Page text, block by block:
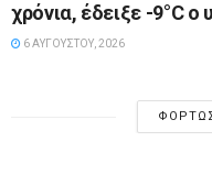
χρόνια, έδειξε -9°C ο
6 ΑΥΓΟΎΣΤΟΥ, 2026